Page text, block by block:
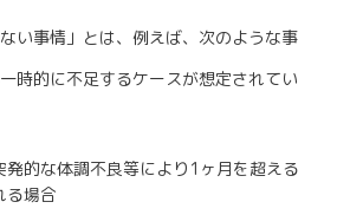
い事情」とは、例えば、次のような事
時的に不足するケースが想定されてい
発的な体調不良等により1ヶ月を超える
る場合